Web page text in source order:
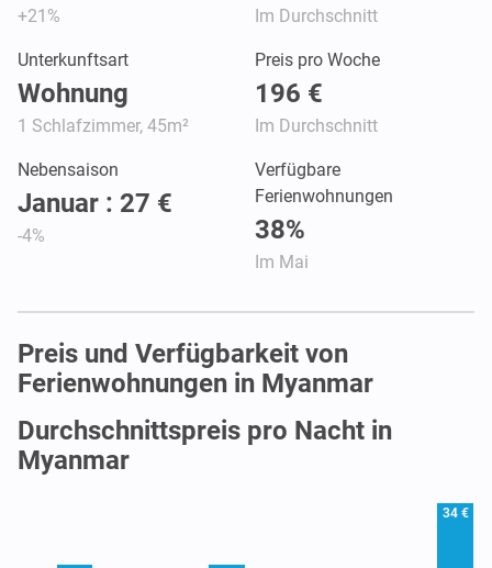
+21% Im Durchschnitt
Unterkunftsart
Wohnung
1 Schlafzimmer, 45m²
Preis pro Woche
196 €
Im Durchschnitt
Nebensaison
Januar : 27 €
-4%
Verfügbare
Ferienwohnungen
38%
Im Mai
Preis und Verfügbarkeit von
Ferienwohnungen in Myanmar
Durchschnittspreis pro Nacht in
Myanmar
34 €